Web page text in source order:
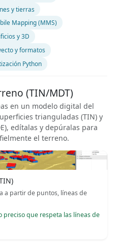
y tierras
Mapping (MMS)
y 3D
y formatos
Python
(TIN/MDT)
en un modelo digital del
trianguladas (TIN) y
edítalas y depúralas para
el terreno.
a partir de puntos, líneas de
que respeta las líneas de